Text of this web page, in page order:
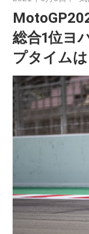
総合1位ヨ
プタイム